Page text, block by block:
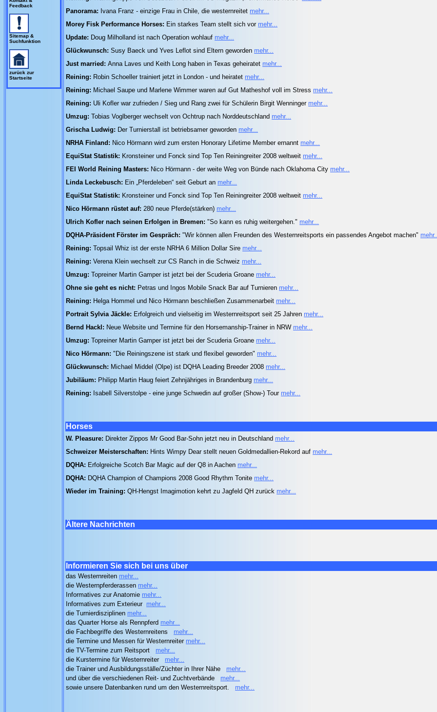
Feedback
Sitemap &
Suchfunktion
zurück zur
Startseite
Panorama: Ivana Franz - einzige Frau in Chile, die westernreitet mehr...
Morey Fisk Performance Horses: Ein starkes Team stellt sich vor mehr...
Update: Doug Milholland ist nach Operation wohlauf mehr...
Glückwunsch: Susy Baeck und Yves Leflot sind Eltern geworden mehr...
Just married: Anna Laves und Keith Long haben in Texas geheiratet mehr...
Reining: Robin Schoeller trainiert jetzt in London - und heiratet mehr...
Reining: Michael Saupe und Marlene Wimmer waren auf Gut Matheshof voll im Stress mehr...
Reining: Uli Kofler war zufrieden / Sieg und Rang zwei für Schülerin Birgit Wenninger mehr...
Umzug: Tobias Voglberger wechselt von Ochtrup nach Norddeutschland mehr...
Grischa Ludwig: Der Turnierstall ist betriebsamer geworden mehr...
NRHA Finland: Nico Hörmann wird zum ersten Honorary Lifetime Member ernannt mehr...
EquiStat Statistik: Kronsteiner und Fonck sind Top Ten Reiningreiter 2008 weltweit mehr...
FEI World Reining Masters: Nico Hörmann - der weite Weg von Bünde nach Oklahoma City mehr...
Linda Leckebusch: Ein „Pferdeleben“ seit Geburt an mehr...
EquiStat Statistik: Kronsteiner und Fonck sind Top Ten Reiningreiter 2008 weltweit mehr...
Nico Hörmann rüstet auf: 280 neue Pferde(stärken) mehr...
Ulrich Kofler nach seinen Erfolgen in Bremen: "So kann es ruhig weitergehen." mehr...
DQHA-Präsident Förster im Gespräch: "Wir können allen Freunden des Westernreitsports ein passendes Angebot machen"
Reining: Topsail Whiz ist der erste NRHA 6 Million Dollar Sire mehr...
Reining: Verena Klein wechselt zur CS Ranch in die Schweiz mehr...
Umzug: Topreiner Martin Gamper ist jetzt bei der Scuderia Groane mehr...
Ohne sie geht es nicht: Petras und Ingos Mobile Snack Bar auf Turnieren mehr...
Reining: Helga Hommel und Nico Hörmann beschließen Zusammenarbeit mehr...
Portrait Sylvia Jäckle: Erfolgreich und vielseitig im Westernreitsport seit 25 Jahren mehr...
Bernd Hackl: Neue Website und Termine für den Horsemanship-Trainer in NRW mehr...
Umzug: Topreiner Martin Gamper ist jetzt bei der Scuderia Groane mehr...
Nico Hörmann: "Die Reiningszene ist stark und flexibel geworden" mehr...
Glückwunsch: Michael Middel (Olpe) ist DQHA Leading Breeder 2008 mehr...
Jubiläum: Philipp Martin Haug feiert Zehnjähriges in Brandenburg mehr...
Reining: Isabell Silverstolpe - eine junge Schwedin auf großer (Show-) Tour mehr...
Horses
W. Pleasure: Direkter Zippos Mr Good Bar-Sohn jetzt neu in Deutschland mehr...
Schweizer Meisterschaften: Hints Wimpy Dear stellt neuen Goldmedallien-Rekord auf mehr...
DQHA: Erfolgreiche Scotch Bar Magic auf der Q8 in Aachen mehr...
DQHA: DQHA Champion of Champions 2008 Good Rhythm Tonite mehr...
Wieder im Training: QH-Hengst Imagimotion kehrt zu Jagfeld QH zurück mehr...
Ältere Nachrichten
Informieren Sie sich bei uns über
das Westernreiten mehr...
die Westernpferderassen mehr...
Informatives zur Anatomie mehr...
Informatives zum Exterieur mehr...
die Turnierdisziplinen mehr...
das Quarter Horse als Rennpferd mehr...
die Fachbegriffe des Westernreitens
mehr...
die Termine und Messen für Westernreiter mehr...
die TV-Termine zum Reitsport
mehr...
die Kurstermine für Westernreiter
mehr...
die Trainer und Ausbildungsställe/Züchter in Ihrer Nähe
mehr...
und über die verschiedenen Reit- und Zuchtverbände
mehr...
sowie unsere Datenbanken rund um den Westernreitsport.
mehr...